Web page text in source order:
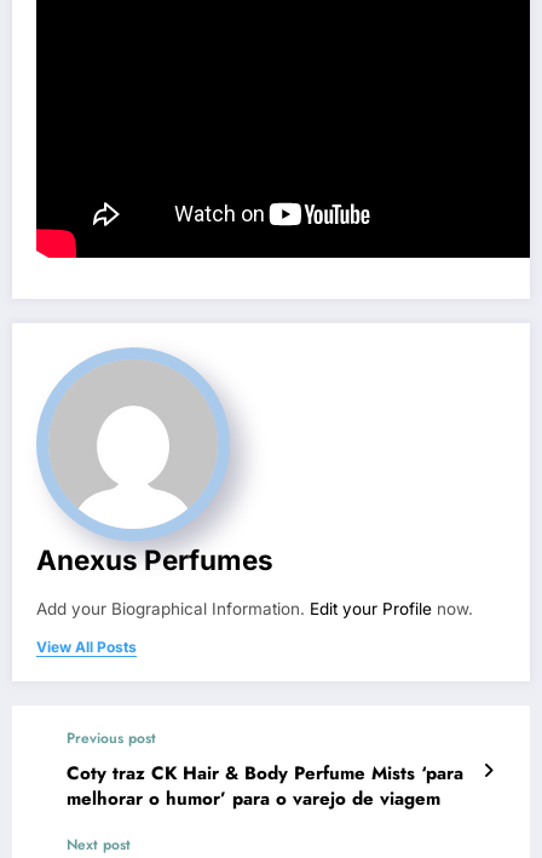
Anexus Perfumes
Add your Biographical Information. Edit your Profile now.
View All Posts
Previous post
Coty traz CK Hair & Body Perfume Mists ‘para
melhorar o humor’ para o varejo de viagem
Next post